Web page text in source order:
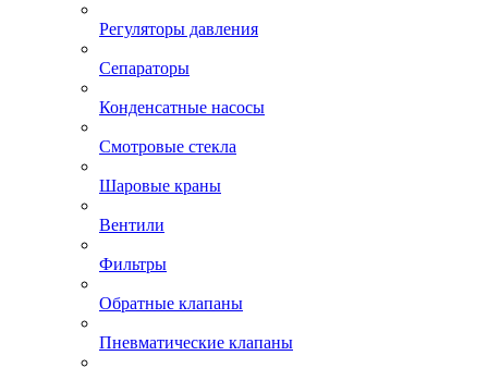
Регуляторы давления
Сепараторы
Конденсатные насосы
Смотровые стекла
Шаровые краны
Вентили
Фильтры
Обратные клапаны
Пневматические клапаны